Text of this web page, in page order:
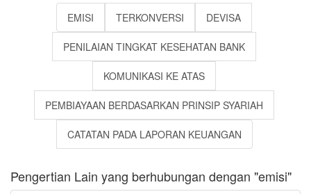
EMISI TERKONVERSI DEVISA
PENILAIAN TINGKAT KESEHATAN BANK
KOMUNIKASI KE ATAS
PEMBIAYAAN BERDASARKAN PRINSIP SYARIAH
CATATAN PADA LAPORAN KEUANGAN
Pengertian Lain yang berhubungan dengan "emisi"